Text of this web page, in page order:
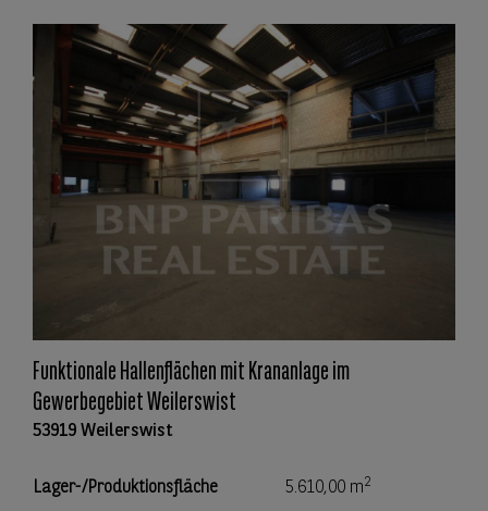
Funktionale Hallenflächen mit Krananlage im
Gewerbegebiet Weilerswist
53919 Weilerswist
Lager-/Produktionsfläche 5.610,00 m2